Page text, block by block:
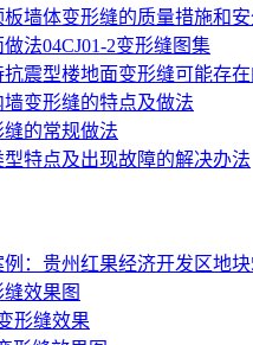
墙体变形缝的质量措施和
法04CJ01-2变形缝图集
震型楼地面变形缝可能存在
变形缝的特点及做法
的常规做法
特点及出现故障的解决办法
：贵州红果经济开发区地
效果图
形缝效果